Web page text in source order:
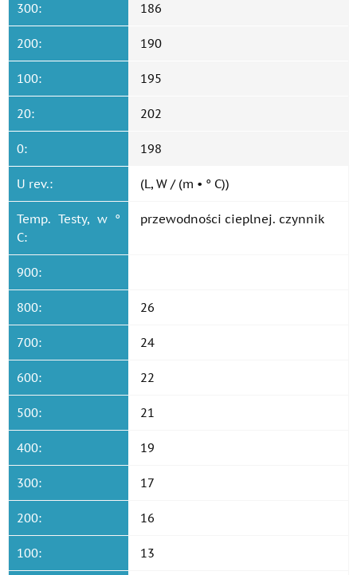
300: 186
200: 190
100: 195
20: 202
0: 198
U rev.: (L, W / (m • ° C))
Temp. Testy, w °
C:
przewodności cieplnej. czynnik
900:
800: 26
700: 24
600: 22
500: 21
400: 19
300: 17
200: 16
100: 13